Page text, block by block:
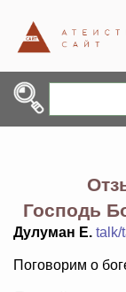
Господь
Дулуман Е. talk/
Поговорим о